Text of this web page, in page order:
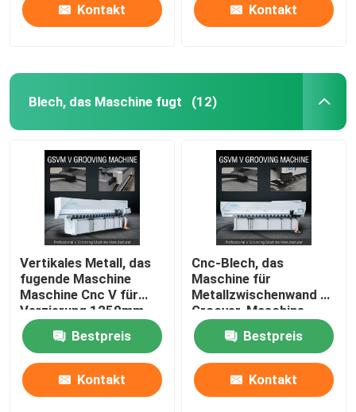
Kontakt Kontakt
Blech, das Maschine fugt (12)
Vertikales Metall, das
fugende Maschine
Maschine Cnc V für
Verzierung 1250mm
fugt
Bestpreis
Kontakt
Cnc-Blech, das
Maschine für
Metallzwischenwand V
Groover-Maschine
1240 fugt
Bestpreis
Kontakt